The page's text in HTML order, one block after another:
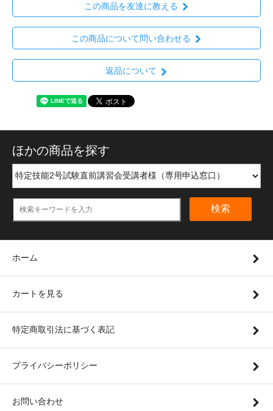
この商品を友達に教える
この商品について問い合わせる
返品について
ほかの商品を探す
検索
ホーム
カートを見る
特定商取引法に基づく表記
プライバシーポリシー
お問い合わせ